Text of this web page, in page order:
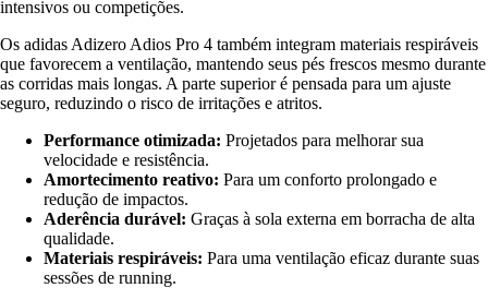
intensivos ou competições.
Os adidas Adizero Adios Pro 4 também integram materiais respiráveis
que favorecem a ventilação, mantendo seus pés frescos mesmo durante
as corridas mais longas. A parte superior é pensada para um ajuste
seguro, reduzindo o risco de irritações e atritos.
Performance otimizada: Projetados para melhorar sua
velocidade e resistência.
Amortecimento reativo: Para um conforto prolongado e
redução de impactos.
Aderência durável: Graças à sola externa em borracha de alta
qualidade.
Materiais respiráveis: Para uma ventilação eficaz durante suas
sessões de running.